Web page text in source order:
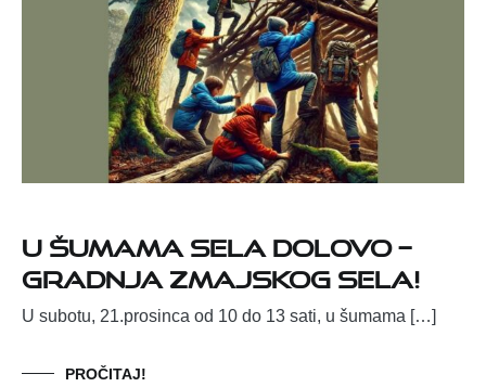
U šumama sela Dolovo –
gradnja Zmajskog sela!
U subotu, 21.prosinca od 10 do 13 sati, u šumama […]
PROČITAJ!